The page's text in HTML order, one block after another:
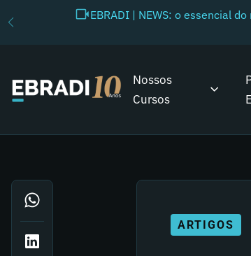
EBRADI | NEWS: o essencial
Nossos
Cursos
ARTIGOS